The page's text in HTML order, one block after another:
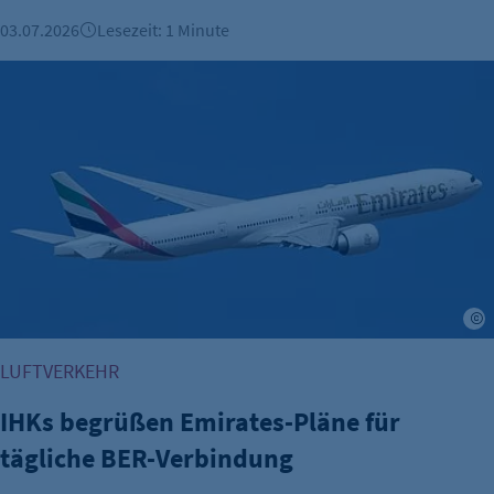
03.07.2026 Lesezeit: 1 Minute
LUFTVERKEHR
IHKs begrüßen Emirates-Pläne für
tägliche BER-Verbindung